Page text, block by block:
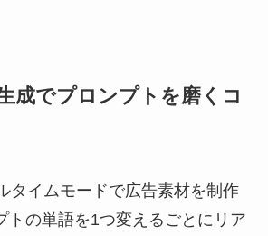
成でプロンプトを磨くコ
タイムモードで広告素材を制作
トの単語を1つ変えるごとにリア